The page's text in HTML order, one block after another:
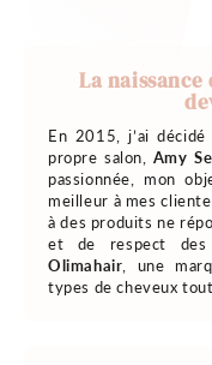
La naissance
En 2015, j’ai
propre salon, Amy
passionnée, mon
meilleur à mes
à des produits ne
et de respect des
Olimahair , une
types de cheveux